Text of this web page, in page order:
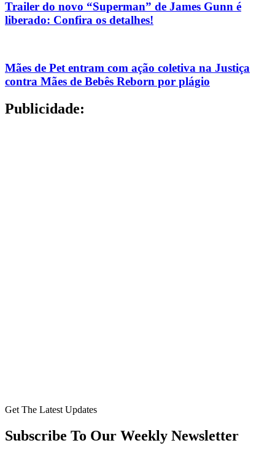
Trailer do novo “Superman” de James Gunn é
liberado: Confira os detalhes!
Mães de Pet entram com ação coletiva na Justiça
contra Mães de Bebês Reborn por plágio
Publicidade:
Get The Latest Updates
Subscribe To Our Weekly Newsletter